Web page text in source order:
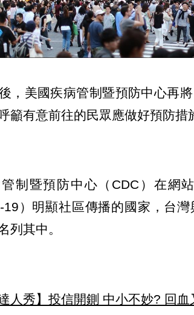
，美國疾病管制暨預防中心再
籲有意前往的民眾應做好預防措
制暨預防中心（CDC）在網
19）明顯社區傳播的國家，台
列其中。
人秀】投信開鍘 中小不妙? 回血